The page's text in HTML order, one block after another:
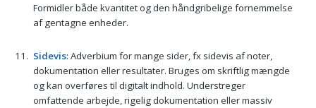
Formidler både kvantitet og den håndgribelige fornemmelse
af gentagne enheder.
Sidevis: Adverbium for mange sider, fx sidevis af noter,
dokumentation eller resultater. Bruges om skriftlig mængde
og kan overføres til digitalt indhold. Understreger
omfattende arbejde, rigelig dokumentation eller massiv